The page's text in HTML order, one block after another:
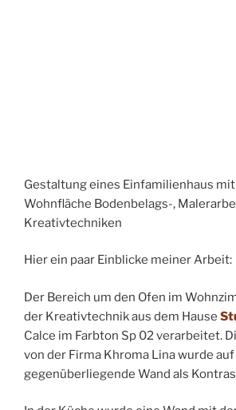
Gestaltung eines Einfamilienhaus
Wohnfläche Bodenbelags-,
Kreativtechniken
Hier ein paar Einblicke meiner Arbeit:
Der Bereich um den Ofen im
der Kreativtechnik aus dem Hause
Calce im Farbton Sp 02 verarbeitet.
von der Firma Khroma Lina wurde
gegenüberliegende Wand als